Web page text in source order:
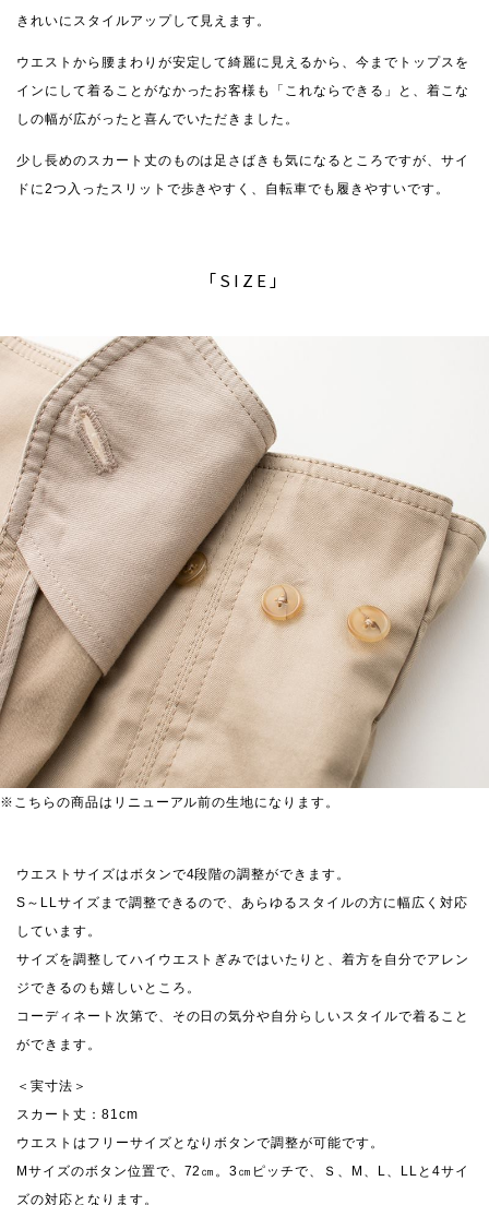
きれいにスタイルアップして見えます。
ウエストから腰まわりが安定して綺麗に見えるから、今までトップスを
インにして着ることがなかったお客様も「これならできる」と、着こな
しの幅が広がったと喜んでいただきました。
少し長めのスカート丈のものは足さばきも気になるところですが、サイ
ドに2つ入ったスリットで歩きやすく、自転車でも履きやすいです。
「SIZE」
※こちらの商品はリニューアル前の生地になります。
ウエストサイズはボタンで4段階の調整ができます。
S～LLサイズまで調整できるので、あらゆるスタイルの方に幅広く対応
しています。
サイズを調整してハイウエストぎみではいたりと、着方を自分でアレン
ジできるのも嬉しいところ。
コーディネート次第で、その日の気分や自分らしいスタイルで着ること
ができます。
＜実寸法＞
スカート丈：81cm
ウエストはフリーサイズとなりボタンで調整が可能です。
Mサイズのボタン位置で、72㎝。3㎝ピッチで、Ｓ、M、L、LLと4サイ
ズの対応となります。